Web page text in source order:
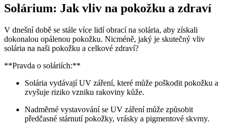
Solárium: ⁢Jak vliv na pokožku ⁣a ‍zdraví
V dnešní době se stále více lidí obrací na ⁤solária, aby⁣ získali
dokonalou opálenou pokožku. Nicméně, ⁤jaký je ‌skutečný vliv
solária na naši pokožku ⁣a celkové ‍zdraví?
**Pravda o soláriích:**
Solária vydávají UV⁤ záření, které může⁢ poškodit​ pokožku‍ a
zvyšuje​ riziko vzniku rakoviny kůže.
Nadměrné⁢ vystavování se UV záření může způsobit
předčasné stárnutí ⁤pokožky, vrásky a ⁣pigmentové skvrny.